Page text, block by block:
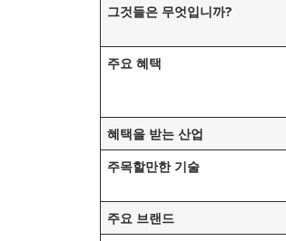
그것들은 무엇입니까?
주요 혜택
혜택을 받는 산업
주목할만한 기술
주요 브랜드